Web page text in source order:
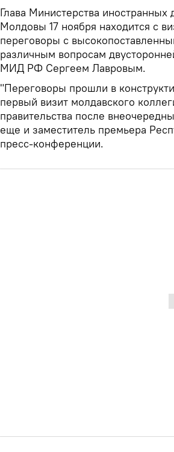
Глава Министерства
Молдовы 17 ноября находится с
переговоры с
различным вопросам
МИД РФ Сергеем Лавровым.
"Переговоры прошли в
первый визит молдавского
правительства после
еще и заместитель премьера
пресс-конференции.